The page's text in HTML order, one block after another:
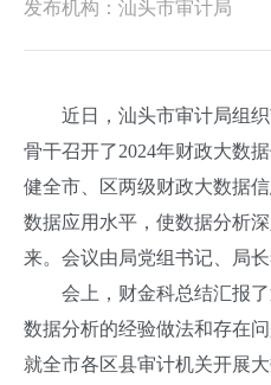
发布机构： 汕头市审计局
近日，汕头市审计局组织
骨干召开了2024年财政大数
健全市、区两级财政大数据
数据应用水平，使数据分析
来。会议由局党组书记、局长
会上，财金科总结汇报了
数据分析的经验做法和存在
就全市各区县审计机关开展